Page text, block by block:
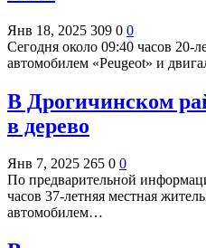
Янв 18, 2025 309 0 0
Сегодня около 09:40 часов 20-
автомобилем «Peugeot» и
В Дрогичинском
в дерево
Янв 7, 2025 265 0 0
По предварительной
часов 37-летняя местная
автомобилем…